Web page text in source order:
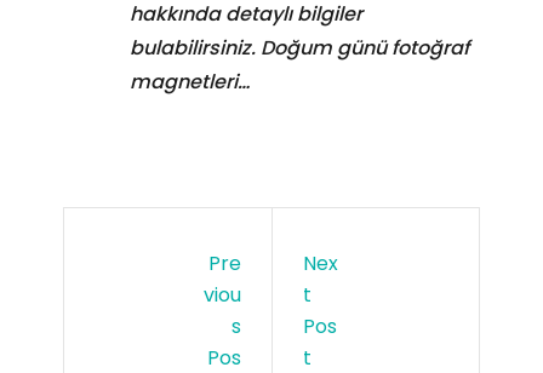
hakkında detaylı bilgiler
bulabilirsiniz. Doğum günü fotoğraf
magnetleri…
Pre
Viou
S
Pos
Nex
T
Pos
T